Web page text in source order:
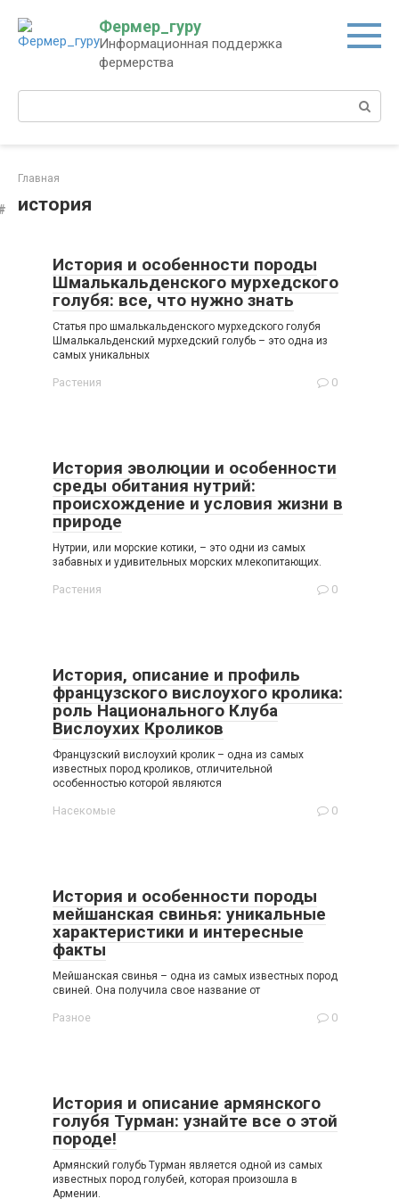
контенту
Фермер_гуру
Информационная поддержка
фермерства
Поиск:
Главная
история
История и особенности породы
Шмалькальденского мурхедского
голубя: все, что нужно знать
Статья про шмалькальденского мурхедского голубя
Шмалькальденский мурхедский голубь – это одна из
самых уникальных
Растения 0
История эволюции и особенности
среды обитания нутрий:
происхождение и условия жизни в
природе
Нутрии, или морские котики, – это одни из самых
забавных и удивительных морских млекопитающих.
Растения 0
История, описание и профиль
французского вислоухого кролика:
роль Национального Клуба
Вислоухих Кроликов
Французский вислоухий кролик – одна из самых
известных пород кроликов, отличительной
особенностью которой являются
Насекомые 0
История и особенности породы
мейшанская свинья: уникальные
характеристики и интересные
факты
Мейшанская свинья – одна из самых известных пород
свиней. Она получила свое название от
Разное 0
История и описание армянского
голубя Турман: узнайте все о этой
породе!
Армянский голубь Турман является одной из самых
известных пород голубей, которая произошла в
Армении.